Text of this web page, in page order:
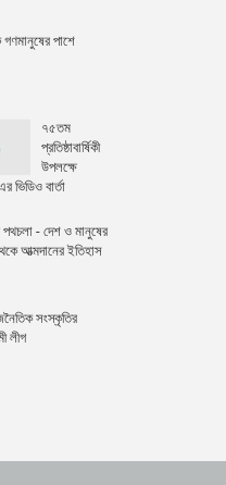
গণমানুষের পাশে
৭৫তম
প্রতিষ্ঠাবার্ষিকী
উপলক্ষে
ভিডিও বার্তা
- দেশ ও মানুষের
আত্মদানের ইতিহাস
সংস্কৃতির
লীগ